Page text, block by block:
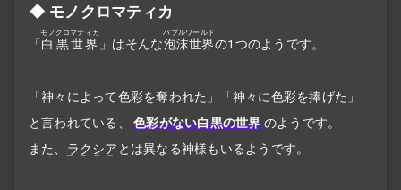
モノクロマティカ
「 白黒世界
モノクロマティカ
」はそんな泡沫世界
バブルワールド
の1つのようです。
「神々によって色彩を奪われた」「神々に色彩を捧げた」
と言われている、
色彩がない白黒の世界 のようです。
また、 ラクシア とは異なる神様もいるようです。